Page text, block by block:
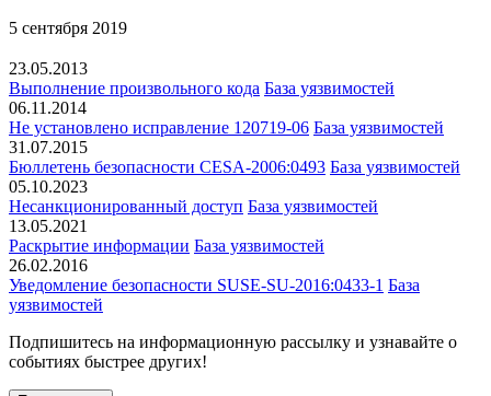
5 сентября 2019
23.05.2013
Выполнение произвольного кода База уязвимостей
06.11.2014
Не установлено исправление 120719-06 База уязвимостей
31.07.2015
Бюллетень безопасности CESA-2006:0493 База уязвимостей
05.10.2023
Несанкционированный доступ База уязвимостей
13.05.2021
Раскрытие информации База уязвимостей
26.02.2016
Уведомление безопасности SUSE-SU-2016:0433-1 База
уязвимостей
Подпишитесь на информационную рассылку и узнавайте о
событиях быстрее других!